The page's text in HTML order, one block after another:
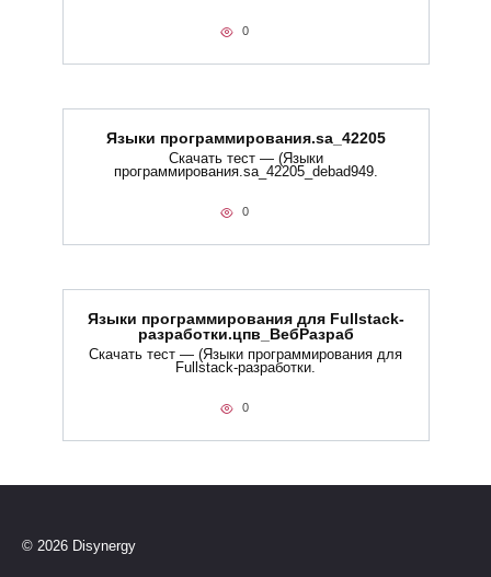
0
Языки программирования.sa_42205
Скачать тест — (Языки
программирования.sa_42205_debad949.
0
Языки программирования для Fullstack-
разработки.цпв_ВебРазраб
Скачать тест — (Языки программирования для
Fullstack-разработки.
0
© 2026 Disynergy